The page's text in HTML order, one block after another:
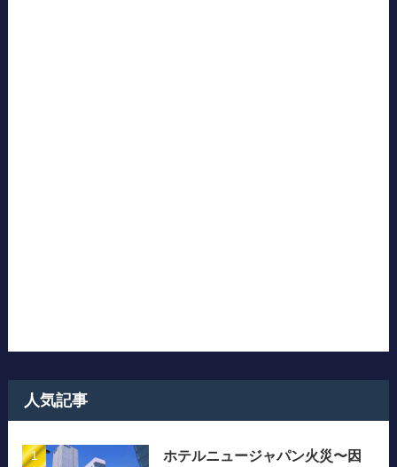
人気記事
ホテルニュージャパン火災〜因